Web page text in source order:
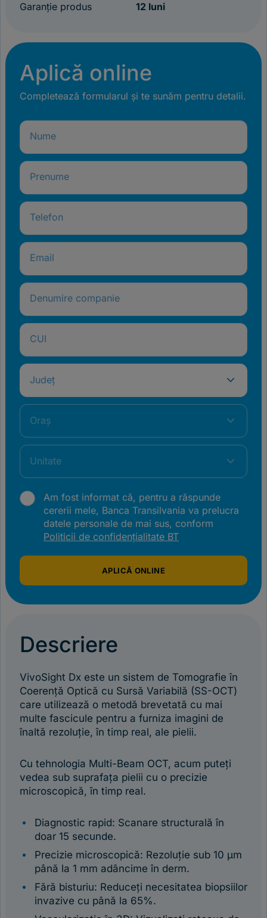
Garanție produs 12 luni
Aplică online
Completează formularul și te sunăm pentru detalii.
Nume
Prenume
Telefon
Email
Denumire companie
CUI
Județ
Oraș
Unitate
Am fost informat că, pentru a răspunde
cererii mele, Banca Transilvania va prelucra
datele personale de mai sus, conform
Politicii de confidențialitate BT
APLICĂ ONLINE
Descriere
VivoSight Dx este un sistem de Tomografie în
Coerență Optică cu Sursă Variabilă (SS-OCT)
care utilizează o metodă brevetată cu mai
multe fascicule pentru a furniza imagini de
înaltă rezoluție, în timp real, ale pielii.
Cu tehnologia Multi-Beam OCT, acum puteți
vedea sub suprafața pielii cu o precizie
microscopică, în timp real.
Diagnostic rapid: Scanare structurală în
doar 15 secunde.
Precizie microscopică: Rezoluție sub 10 μm
până la 1 mm adâncime în derm.
Fără bisturiu: Reduceți necesitatea biopsiilor
invazive cu până la 65%.